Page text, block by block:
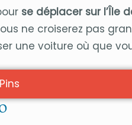
se déplacer sur l’Île
ne croiserez pas
une voiture où que